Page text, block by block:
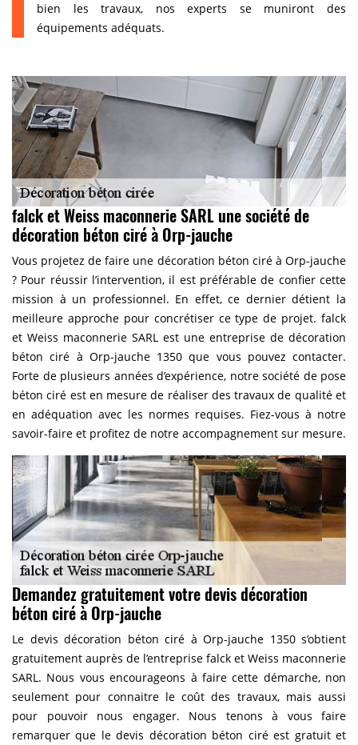
bien les travaux, nos experts se muniront des
équipements adéquats.
falck et Weiss maconnerie SARL une société de
décoration béton ciré à Orp-jauche
Vous projetez de faire une décoration béton ciré à Orp-jauche
? Pour réussir l’intervention, il est préférable de confier cette
mission à un professionnel. En effet, ce dernier détient la
meilleure approche pour concrétiser ce type de projet. falck
et Weiss maconnerie SARL est une entreprise de décoration
béton ciré à Orp-jauche 1350 que vous pouvez contacter.
Forte de plusieurs années d’expérience, notre société de pose
béton ciré est en mesure de réaliser des travaux de qualité et
en adéquation avec les normes requises. Fiez-vous à notre
savoir-faire et profitez de notre accompagnement sur mesure.
Demandez gratuitement votre devis décoration
béton ciré à Orp-jauche
Le devis décoration béton ciré à Orp-jauche 1350 s’obtient
gratuitement auprès de l’entreprise falck et Weiss maconnerie
SARL. Nous vous encourageons à faire cette démarche, non
seulement pour connaitre le coût des travaux, mais aussi
pour pouvoir nous engager. Nous tenons à vous faire
remarquer que le devis décoration béton ciré est gratuit et